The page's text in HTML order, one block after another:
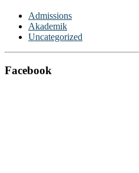
Admissions
Akademik
Uncategorized
Facebook